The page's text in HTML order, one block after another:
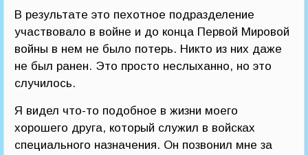
В результате это пехотное подразделение
участвовало в войне и до конца Первой Мировой
войны в нем не было потерь. Никто из них даже
не был ранен. Это просто неслыханно, но это
случилось.
Я видел что-то подобное в жизни моего
хорошего друга, который служил в войсках
специального назначения. Он позвонил мне за